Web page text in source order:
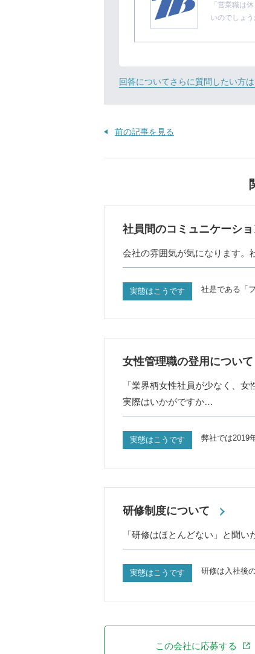
「営業職は
いのでしょう
回答についてさらに質問したい方
前の記事を見る
社員間のコミュニケーシ
会社の雰囲気が気になります。
実態はこうです 社是である「
女性管理職の登用について
「業界柄女性社員が少なく、
実際はいかがですか…
実態はこうです 弊社では2019
研修制度について
「研修はほとんどない」と聞い
実態はこうです 研修は入社後
この会社に応募する